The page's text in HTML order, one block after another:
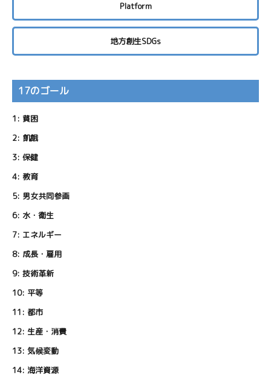
Platform
地方創生SDGs
17のゴール
1: 貧困
2: 飢餓
3: 保健
4: 教育
5: 男女共同参画
6: 水・衛生
7: エネルギー
8: 成長・雇用
9: 技術革新
10: 平等
11: 都市
12: 生産・消費
13: 気候変動
14: 海洋資源